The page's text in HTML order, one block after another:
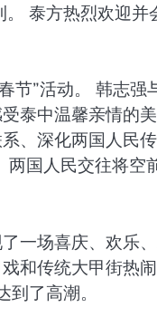
泰方热烈欢迎并
”活动。 韩志强
泰中温馨亲情的
、深化两国人民
国人民交往将空
一场喜庆、欢乐
和传统大甲街热
了高潮。